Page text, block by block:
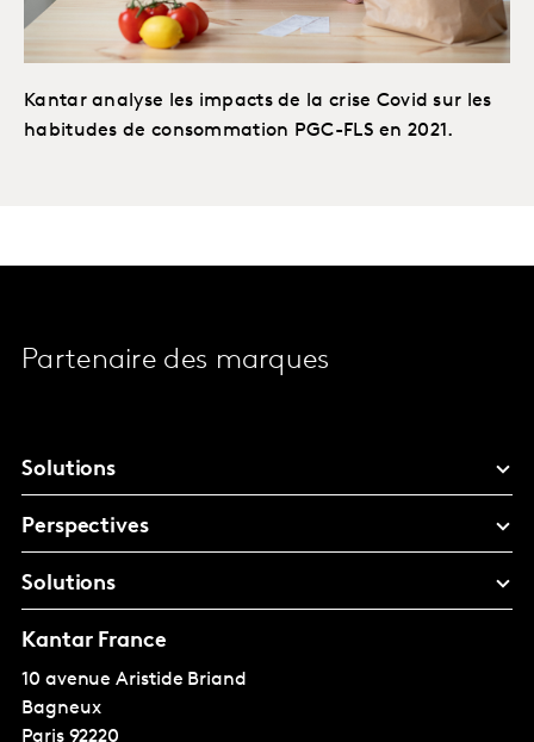
Kantar analyse les impacts de la crise Covid sur les
habitudes de consommation PGC-FLS en 2021.
Partenaire des marques
Solutions
Perspectives
Solutions
Kantar France
10 avenue Aristide Briand
Bagneux
Paris 92220